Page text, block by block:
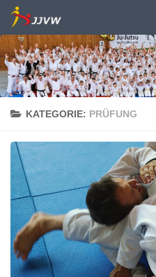
Zum Inhalt springen
KATEGORIE: PRÜFUNG